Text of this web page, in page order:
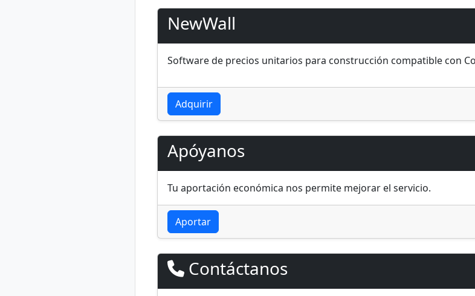
NewWall
Software de precios unitarios para construcción compatible con
Adquirir
Apóyanos
Tu aportación económica nos permite mejorar el servicio.
Aportar
Contáctanos